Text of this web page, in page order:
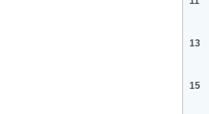
13
15